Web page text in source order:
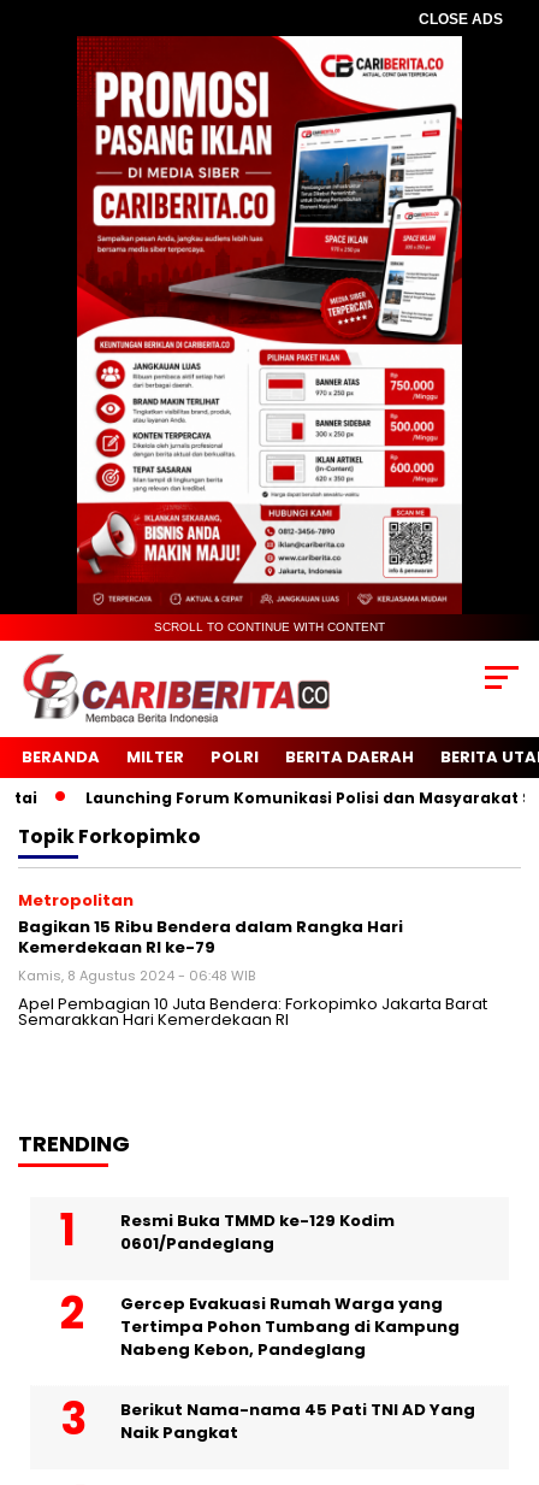
CLOSE ADS
SCROLL TO CONTINUE WITH CONTENT
BERANDA MILTER POLRI BERITA DAERAH BERITA
Launching Forum Komunikasi Polisi dan Masyarakat
TopikForkopimko
Metropolitan
Bagikan 15 Ribu Bendera dalam Rangka Hari
Kemerdekaan RI ke-79
Kamis, 8 Agustus 2024 - 06:48 WIB
Apel Pembagian 10 Juta Bendera: Forkopimko Jakarta Barat
Semarakkan Hari Kemerdekaan RI
TRENDING
Resmi Buka TMMD ke-129 Kodim
0601/Pandeglang
Gercep Evakuasi Rumah Warga yang
Tertimpa Pohon Tumbang di Kampung
Nabeng Kebon, Pandeglang
Berikut Nama-nama 45 Pati TNI AD Yang
Naik Pangkat